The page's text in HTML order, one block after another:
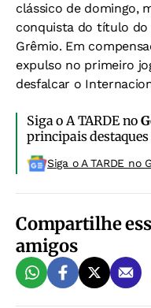
clássico de domingo,
conquista do título do
Grêmio. Em
expulso no primeiro
desfalcar o
Siga o A TARDE no
principais destaques
Siga o A TARDE no
Compartilhe
amigos